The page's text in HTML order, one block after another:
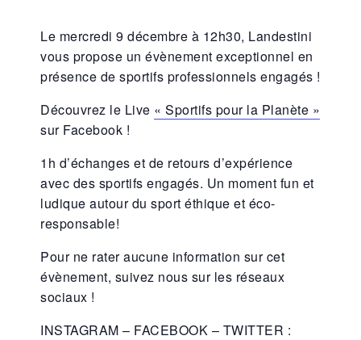
Le mercredi 9 décembre à 12h30, Landestini
vous propose un évènement exceptionnel en
présence de sportifs professionnels engagés !
Découvrez le Live « Sportifs pour la Planète »
sur Facebook !
1h d’échanges et de retours d’expérience
avec des sportifs engagés. Un moment fun et
ludique autour du sport éthique et éco-
responsable!
Pour ne rater aucune information sur cet
évènement, suivez nous sur les réseaux
sociaux !
INSTAGRAM – FACEBOOK – TWITTER :